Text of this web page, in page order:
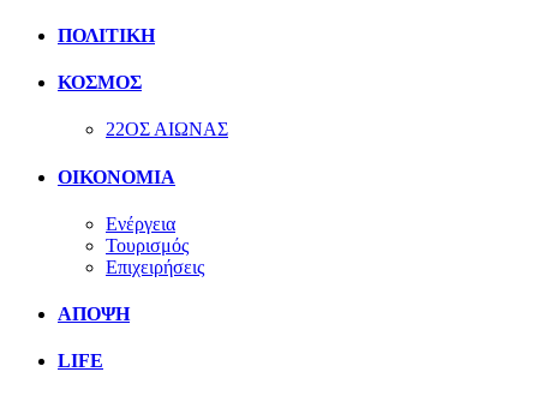
ΠΟΛΙΤΙΚΗ
ΚΟΣΜΟΣ
22ΟΣ ΑΙΩΝΑΣ
ΟΙΚΟΝΟΜΙΑ
Ενέργεια
Τουρισμός
Επιχειρήσεις
ΑΠΟΨΗ
LIFE